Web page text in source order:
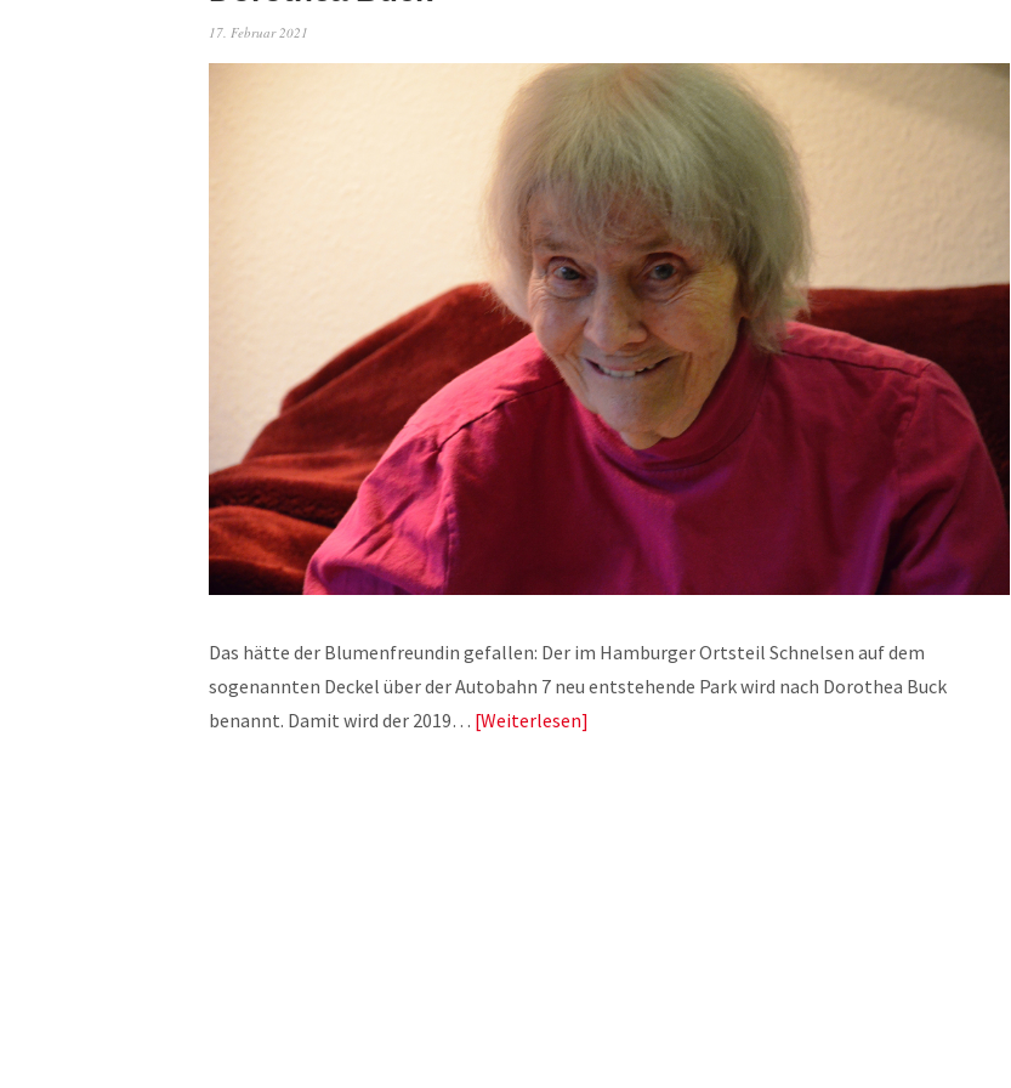
17. Februar 2021
Das hätte der Blumenfreundin gefallen: Der im Hamburger Ortsteil Schnelsen auf dem
sogenannten Deckel über der Autobahn 7 neu entstehende Park wird nach Dorothea Buck
benannt. Damit wird der 2019… Weiterlesen